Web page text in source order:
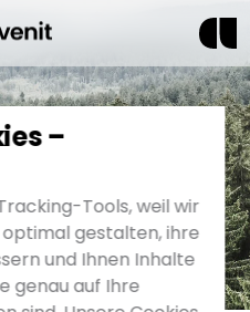
–
Tools, weil wir
gestalten, ihre
und Ihnen Inhalte
genau auf Ihre